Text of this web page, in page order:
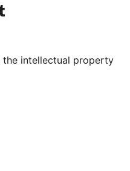
canale YouTube
il nostro account Tumblr
the intellectual property